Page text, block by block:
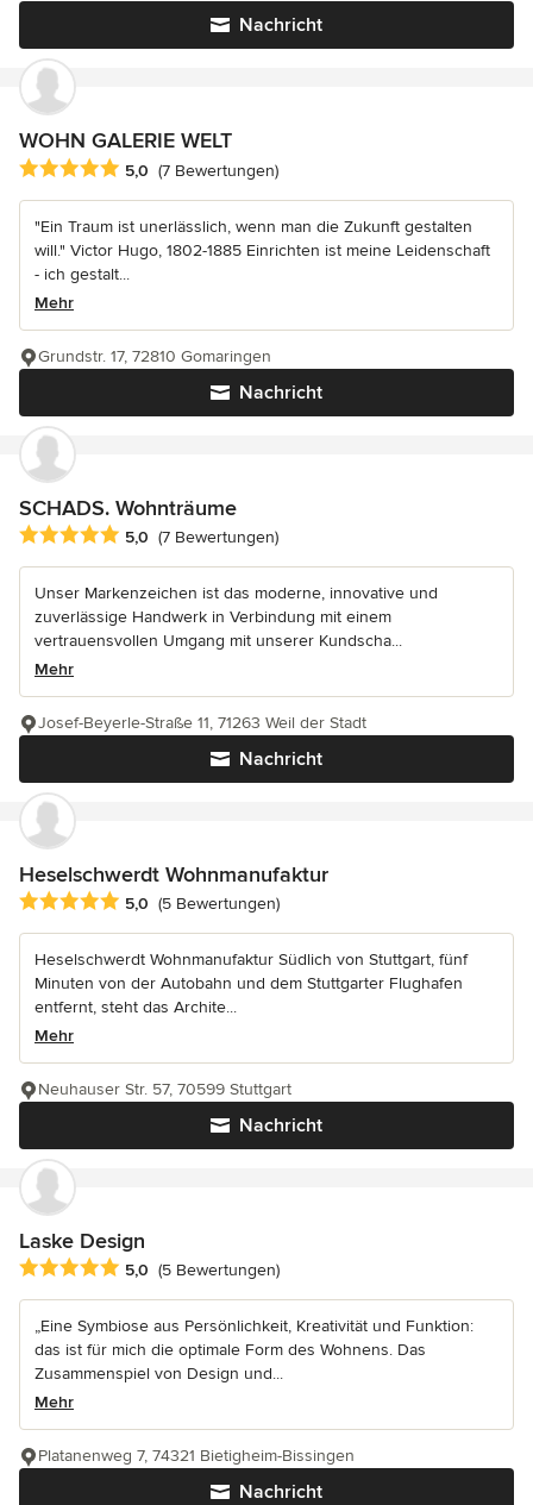
Nachricht
WOHN GALERIE WELT
Durchschnittliche Bewertung: 5 von 5 Sternen
5,0 (7 Bewertungen)
"Ein Traum ist unerlässlich, wenn man die Zukunft gestalten
will." Victor Hugo, 1802-1885 Einrichten ist meine Leidenschaft
- ich gestalt...
Mehr
Nachricht
Grundstr. 17, 72810 Gomaringen
SCHADS. Wohnträume
Durchschnittliche Bewertung: 5 von 5 Sternen
5,0 (7 Bewertungen)
Unser Markenzeichen ist das moderne, innovative und
zuverlässige Handwerk in Verbindung mit einem
vertrauensvollen Umgang mit unserer Kundscha...
Mehr
Nachricht
Josef-Beyerle-Straße 11, 71263 Weil der Stadt
Heselschwerdt Wohnmanufaktur
Durchschnittliche Bewertung: 5 von 5 Sternen
5,0 (5 Bewertungen)
Heselschwerdt Wohnmanufaktur Südlich von Stuttgart, fünf
Minuten von der Autobahn und dem Stuttgarter Flughafen
entfernt, steht das Archite...
Mehr
Nachricht
Neuhauser Str. 57, 70599 Stuttgart
Laske Design
Durchschnittliche Bewertung: 5 von 5 Sternen
5,0 (5 Bewertungen)
„Eine Symbiose aus Persönlichkeit, Kreativität und Funktion:
das ist für mich die optimale Form des Wohnens. Das
Zusammenspiel von Design und...
Mehr
Nachricht
Platanenweg 7, 74321 Bietigheim-Bissingen